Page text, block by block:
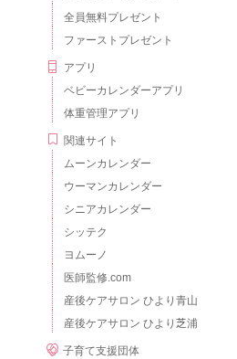
全員無料プレゼント
ファーストプレゼント
アプリ
ベビーカレンダーアプリ
体重管理アプリ
関連サイト
ムーンカレンダー
ウーマンカレンダー
シニアカレンダー
シッテク
ヨムーノ
医師監修.com
産後ケアサロン ひより青山
産後ケアサロン ひより芝浦
子育て支援団体